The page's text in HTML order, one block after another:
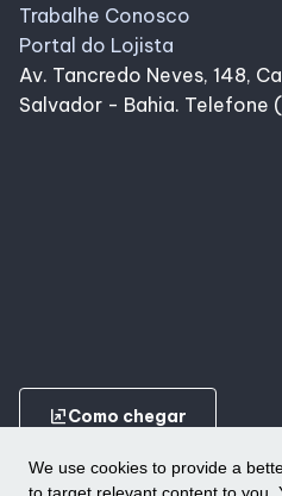
We use cookies to provide a
Trabalhe Conosco
Portal do Lojista
Av. Tancredo Neves, 148,
Salvador - Bahia. Telefone
ungroupComo chegar